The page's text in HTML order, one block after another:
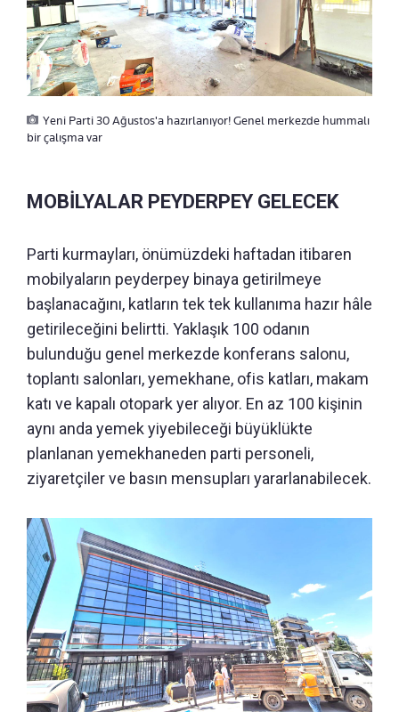
Yeni Parti 30 Ağustos'a hazırlanıyor! Genel merkezde hummalı
bir çalışma var
MOBİLYALAR PEYDERPEY GELECEK
Parti kurmayları, önümüzdeki haftadan itibaren
mobilyaların peyderpey binaya getirilmeye
başlanacağını, katların tek tek kullanıma hazır hâle
getirileceğini belirtti. Yaklaşık 100 odanın
bulunduğu genel merkezde konferans salonu,
toplantı salonları, yemekhane, ofis katları, makam
katı ve kapalı otopark yer alıyor. En az 100 kişinin
aynı anda yemek yiyebileceği büyüklükte
planlanan yemekhaneden parti personeli,
ziyaretçiler ve basın mensupları yararlanabilecek.